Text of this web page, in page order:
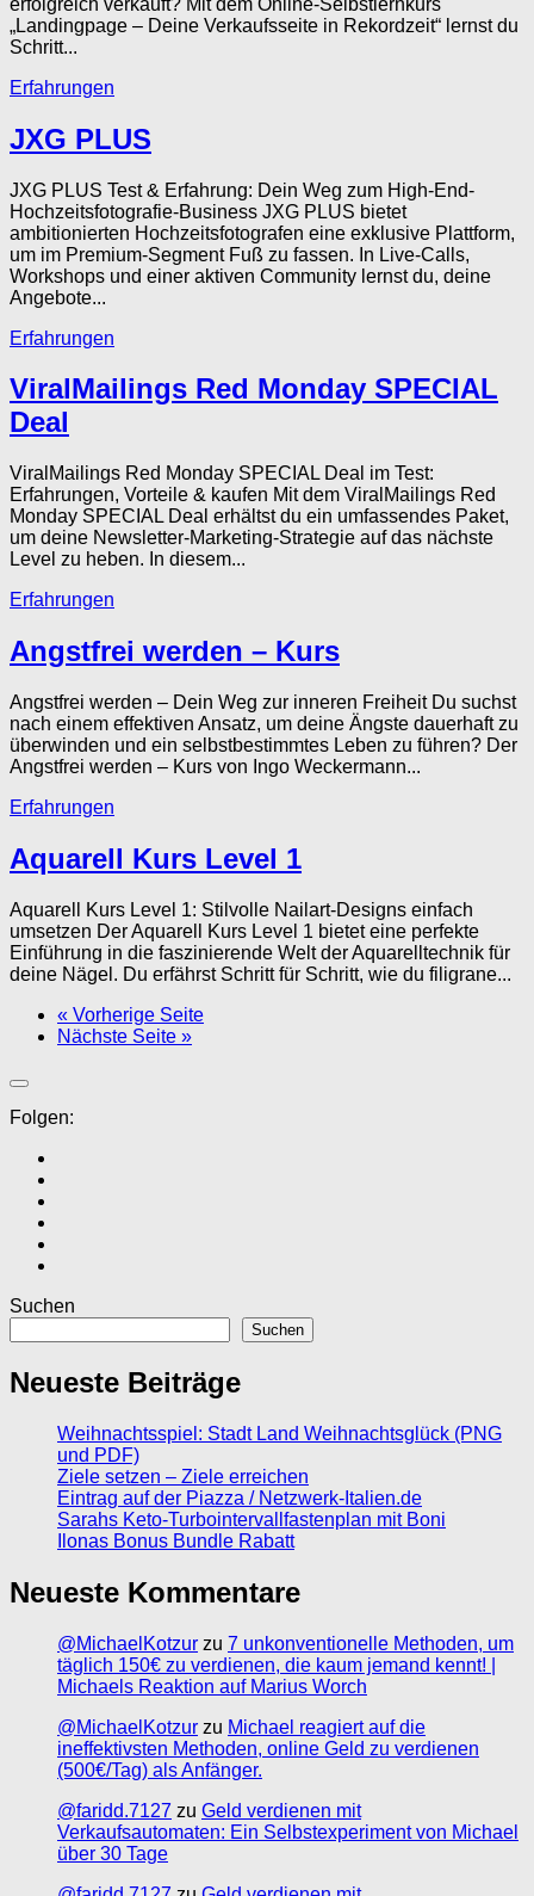
„Landingpage – Deine Verkaufsseite in Rekordzeit“ lernst du
Schritt...
Erfahrungen
JXG PLUS
JXG PLUS Test & Erfahrung: Dein Weg zum High-End-
Hochzeitsfotografie-Business JXG PLUS bietet
ambitionierten Hochzeitsfotografen eine exklusive Plattform,
um im Premium-Segment Fuß zu fassen. In Live-Calls,
Workshops und einer aktiven Community lernst du, deine
Angebote...
Erfahrungen
ViralMailings Red Monday SPECIAL
Deal
ViralMailings Red Monday SPECIAL Deal im Test:
Erfahrungen, Vorteile & kaufen Mit dem ViralMailings Red
Monday SPECIAL Deal erhältst du ein umfassendes Paket,
um deine Newsletter-Marketing-Strategie auf das nächste
Level zu heben. In diesem...
Erfahrungen
Angstfrei werden – Kurs
Angstfrei werden – Dein Weg zur inneren Freiheit Du suchst
nach einem effektiven Ansatz, um deine Ängste dauerhaft zu
überwinden und ein selbstbestimmtes Leben zu führen? Der
Angstfrei werden – Kurs von Ingo Weckermann...
Erfahrungen
Aquarell Kurs Level 1
Aquarell Kurs Level 1: Stilvolle Nailart-Designs einfach
umsetzen Der Aquarell Kurs Level 1 bietet eine perfekte
Einführung in die faszinierende Welt der Aquarelltechnik für
deine Nägel. Du erfährst Schritt für Schritt, wie du filigrane...
« Vorherige Seite
Nächste Seite »
Folgen:
Suchen
Suchen
Neueste Beiträge
Weihnachtsspiel: Stadt Land Weihnachtsglück (PNG
und PDF)
Ziele setzen – Ziele erreichen
Eintrag auf der Piazza / Netzwerk-Italien.de
Sarahs Keto-Turbointervallfastenplan mit Boni
Ilonas Bonus Bundle Rabatt
Neueste Kommentare
@MichaelKotzur zu 7 unkonventionelle Methoden, um
täglich 150€ zu verdienen, die kaum jemand kennt! |
Michaels Reaktion auf Marius Worch
@MichaelKotzur zu Michael reagiert auf die
ineffektivsten Methoden, online Geld zu verdienen
(500€/Tag) als Anfänger.
@faridd.7127 zu Geld verdienen mit
Verkaufsautomaten: Ein Selbstexperiment von Michael
über 30 Tage